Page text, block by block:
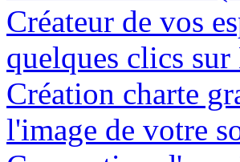
Créateur de vos
quelques clics
Création charte
l'image de votre